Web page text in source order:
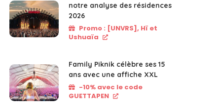
notre analyse des résidences
2026
Promo : [UNVRS], Hï et
Ushuaïa
Family Piknik célèbre ses 15
ans avec une affiche XXL
-10% avec le code
GUETTAPEN